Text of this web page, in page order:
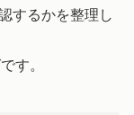
するかを整理し
す。